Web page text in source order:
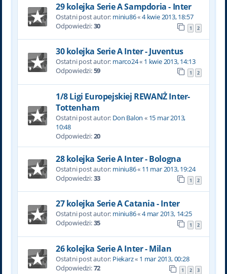
29 kolejka Serie A Sampdoria - Inter
Ostatni post autor: miniu86«4 kwie 2013, 18:57
Odpowiedzi:30 1 2
30 kolejka Serie A Inter - Juventus
Ostatni post autor: marco24« 1 kwie 2013, 14:13
Odpowiedzi:59 1 2
1/8 Ligi Europejskiej REWANŻ Inter-
Tottenham
Ostatni post autor: Don Balon « 15 mar 2013,
10:48
Odpowiedzi:20
28 kolejka Serie A Inter - Bologna
Ostatni post autor: miniu86« 11 mar 2013, 19:24
Odpowiedzi:33 1 2
27 kolejka Serie A Catania - Inter
Ostatni post autor: miniu86«4 mar 2013, 14:25
Odpowiedzi:35 1 2
26 kolejka Serie A Inter - Milan
Ostatni post autor: Piekarz« 1 mar 2013, 00:28
Odpowiedzi:72 1 2 3